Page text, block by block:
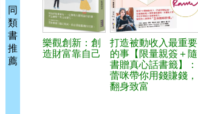
同
類
書
推
薦
樂觀創新：創
造財富靠自己
打造被動收入最重要
的事【限量親簽＋隨
書贈真心話書籤】：
蕾咪帶你用錢賺錢，
翻身致富